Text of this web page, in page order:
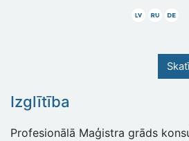
Latviski
Izglītība
Profesionālā Maģistra grāds